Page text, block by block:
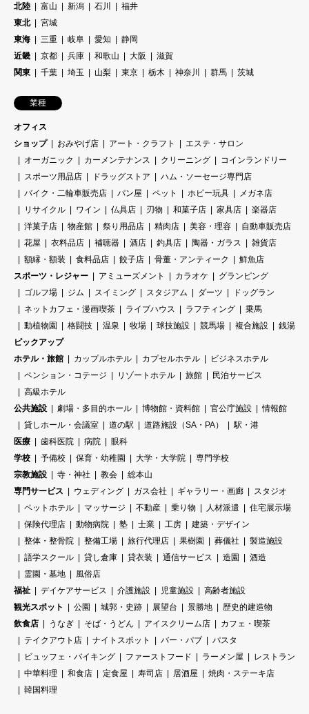
北陸
富山 新潟 石川
福井
東北
宮城
東海
三重 岐阜 愛知
静岡
近畿
京都 兵庫 和歌山 大阪
滋賀
関東
千葉 埼玉 山梨 東京 栃木 神奈川 群馬 茨城
業種
オフィス
ショップ
おみやげ店 アート・クラフト
エステ・サロン
オーガニック
カーメンテナンス クリーニング
コインランドリー
スポーツ用品店
ドラッグストア
ハム・ソーセージ専門店
バイク・二輪車販売店
パン屋 ペット ホビー玩具
メガネ店
リサイクル
ワイン 仏具店 刃物 和菓子店 家具店
楽器店
洋菓子店
物産館 祭り用品店 精肉店 美容・理容
自動車販売店
花屋
衣料品店 補聴器 酒店 釣具店 陶器・ガラス
雑貨店
額縁・額装
食料品店 餃子店 骨董・アンティーク
鮮魚店
スポーツ・レジャー
アミューズメント カラオケ
グランピング
ゴルフ場
ジム スイミング スタジアム ダーツ
ドッグラン
ネットカフェ・漫画喫茶
ライブハウス ラフティング
乗馬
動植物園
格闘技 温泉 牧場 球技施設 競馬場 複合施設
銭湯
ピックアップ
ホテル・旅館
カップルホテル カプセルホテル
ビジネスホテル
ペンション・コテージ
リゾートホテル 旅館
民泊サービス
高級ホテル
公共施設
劇場・多目的ホール 博物館・資料館 官公庁施設
情報館
貸しホール・会議室
道の駅 道路施設（SA・PA）
駅・港
医療
歯科医院 病院
眼科
学校
予備校 保育・幼稚園 大学・大学院
専門学校
宗教施設
寺・神社 教会
総本山
専門サービス
ウェディング ガス会社 ギャラリー・画廊
スタジオ
ペットホテル
マッサージ 不動産 乗り物 人材派遣
住宅展示場
保険代理店
動物病院 塾 士業 工房
建築・デザイン
整体・整骨院
整備工場 旅行代理店 果樹園 葬儀社
製造施設
語学スクール
貸し倉庫 貸衣装 通信サービス 造園
酒造
霊園・墓地
風俗店
福祉
デイケアサービス 介護施設 児童施設
高齢者施設
観光スポット
公園 城郭・史跡 展望台 景勝地
歴史的建造物
飲食店
うなぎ そば・うどん アイスクリーム店
カフェ・喫茶
テイクアウト店
ナイトスポット バー・パブ
パスタ
ビュッフェ・バイキング
ファーストフード ラーメン屋
レストラン
中華料理
和食店 定食屋 寿司店 居酒屋
焼肉・ステーキ店
韓国料理